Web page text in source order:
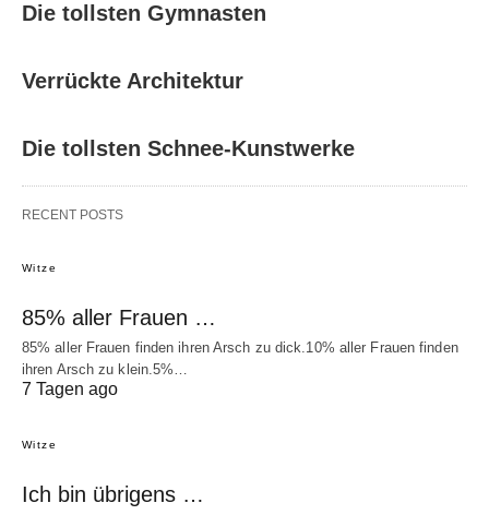
Die tollsten Gymnasten
Verrückte Architektur
Die tollsten Schnee-Kunstwerke
RECENT POSTS
Witze
85% aller Frauen …
85% aller Frauen finden ihren Arsch zu dick.10% aller Frauen finden
ihren Arsch zu klein.5%…
7 Tagen ago
Witze
Ich bin übrigens …